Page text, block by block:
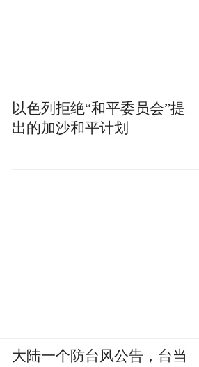
以色列拒绝“和平委员会”提
出的加沙和平计划
大陆一个防台风公告，台当